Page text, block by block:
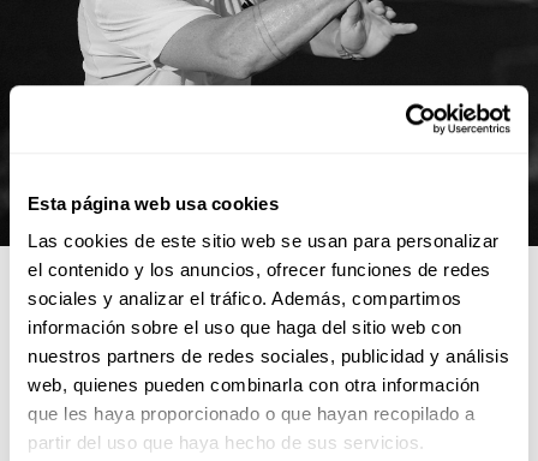
Esta página web usa cookies
Las cookies de este sitio web se usan para personalizar
el contenido y los anuncios, ofrecer funciones de redes
sociales y analizar el tráfico. Además, compartimos
información sobre el uso que haga del sitio web con
nuestros partners de redes sociales, publicidad y análisis
web, quienes pueden combinarla con otra información
que les haya proporcionado o que hayan recopilado a
partir del uso que haya hecho de sus servicios.